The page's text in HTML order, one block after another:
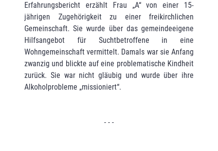
Erfahrungsbericht erzählt Frau „A“ von einer 15-
jährigen Zugehörigkeit zu einer freikirchlichen
Gemeinschaft. Sie wurde über das gemeindeeigene
Hilfsangebot für Suchtbetroffene in eine
Wohngemeinschaft vermittelt. Damals war sie Anfang
zwanzig und blickte auf eine problematische Kindheit
zurück. Sie war nicht gläubig und wurde über ihre
Alkoholprobleme „missioniert“.
- - -